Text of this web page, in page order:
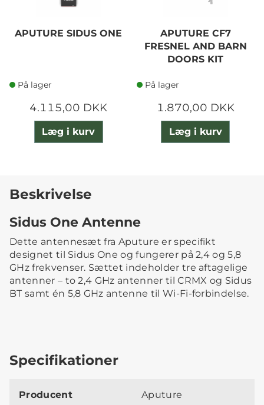
APUTURE SIDUS ONE
På lager
4.115,00 DKK
Læg i kurv
APUTURE CF7
FRESNEL AND BARN
DOORS KIT
På lager
1.870,00 DKK
Læg i kurv
Beskrivelse
Sidus One Antenne
Dette antennesæt fra Aputure er specifikt
designet til Sidus One og fungerer på 2,4 og 5,8
GHz frekvenser. Sættet indeholder tre aftagelige
antenner – to 2,4 GHz antenner til CRMX og Sidus
BT samt én 5,8 GHz antenne til Wi-Fi-forbindelse.
Specifikationer
Producent Aputure